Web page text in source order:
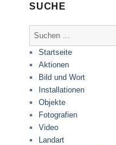
SUCHE
Suche
Startseite
Aktionen
Bild und Wort
Installationen
Objekte
Fotografien
Video
Landart